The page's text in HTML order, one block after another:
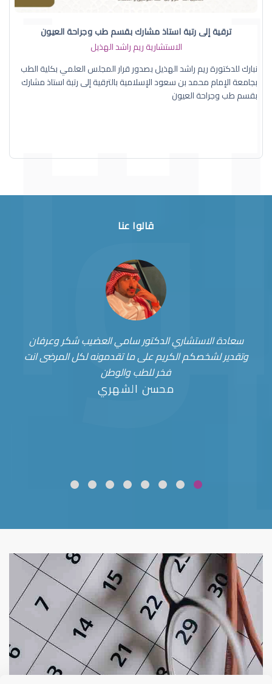
ترقية إلى رتبة استاذ مشارك بقسم طب وجراحة العيون
الاستشارية ريم راشد الهذيل
نبارك للدكتورة ريم راشد الهذيل بصدور قرار المجلس العلمي بكلية الطب
بجامعة الإمام محمد بن سعود الإسلامية بالترقية إلى رتبة استاذ مشارك
بقسم طب وجراحة العيون
قالوا عنا
سعادة الاستشاري الدكتور سامي العضيب شكر وعرفان
وتقدير لشخصكم الكريم على ما تقدمونه لكل المرضى انت
فخر للطب والوطن
محسن الشهري
قلوبال لرعاية العين ضعف نظر